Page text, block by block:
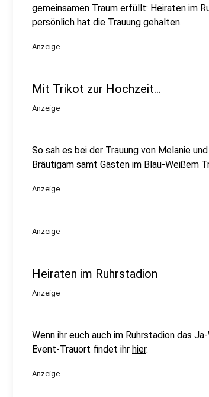
gemeinsamen Traum erfüllt: Heiraten im
persönlich hat die Trauung gehalten.
Anzeige
Mit Trikot zur Hochzeit...
Anzeige
So sah es bei der Trauung von Melanie
Bräutigam samt Gästen im Blau-Weißem
Anzeige
Anzeige
Heiraten im Ruhrstadion
Anzeige
Wenn ihr euch auch im Ruhrstadion das
Event-Trauort findet ihr hier.
Anzeige